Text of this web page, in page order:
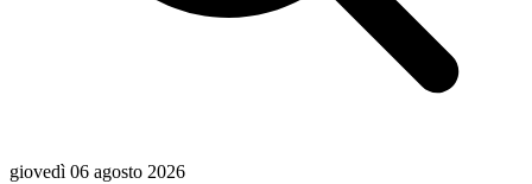
giovedì 06 agosto 2026